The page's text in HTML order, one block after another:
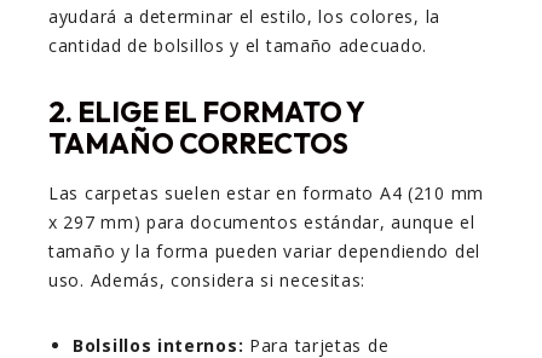
ayudará a determinar el estilo, los colores, la
cantidad de bolsillos y el tamaño adecuado.
2. ELIGE EL FORMATO Y
TAMAÑO CORRECTOS
Las carpetas suelen estar en formato A4 (210 mm
x 297 mm) para documentos estándar, aunque el
tamaño y la forma pueden variar dependiendo del
uso. Además, considera si necesitas:
Bolsillos internos: Para tarjetas de